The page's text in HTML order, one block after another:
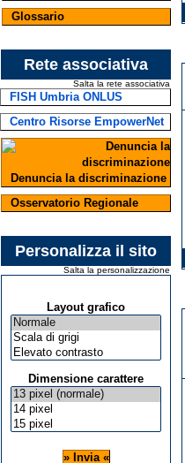
Glossario
Rete associativa
Salta la rete associativa
FISH Umbria ONLUS
Centro Risorse EmpowerNet
Denuncia la discriminazione
Osservatorio Regionale
Personalizza il sito
Salta la personalizzazione
Layout grafico
Dimensione carattere